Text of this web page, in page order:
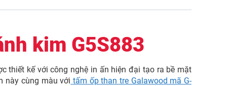
kim G5S883
thiết kế với công nghệ in ấn hiện đại tạo ra bề mặt
này cùng màu với tấm ốp than tre Galawood mã G-